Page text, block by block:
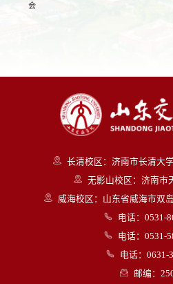
会
长清校区：济南市长清大
无影山校区：济南市
威海校区：山东省威海市双
电话：0531-
电话：0531-
电话：0631-
邮编：